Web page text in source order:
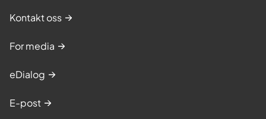
Kontakt oss
For media
eDialog
E-post